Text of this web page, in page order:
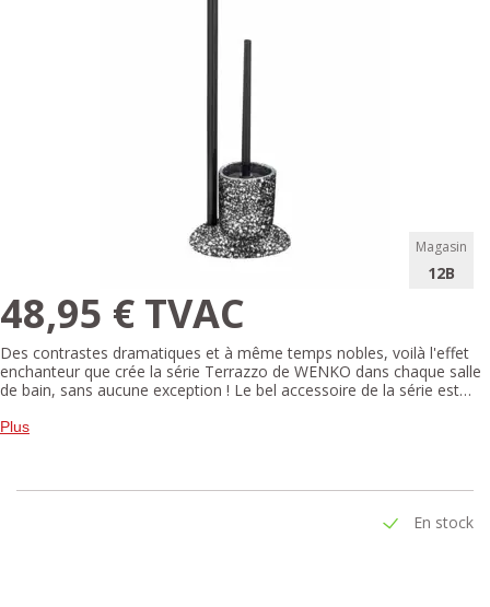
Magasin
12B
48,95 € TVAC
Des contrastes dramatiques et à même temps nobles, voilà l'effet
enchanteur que crée la série Terrazzo de WENKO dans chaque salle
de bain, sans aucune exception ! Le bel accessoire de la série est
comme le pied de la construction, séduit par des détails blancs à
Plus
En stock